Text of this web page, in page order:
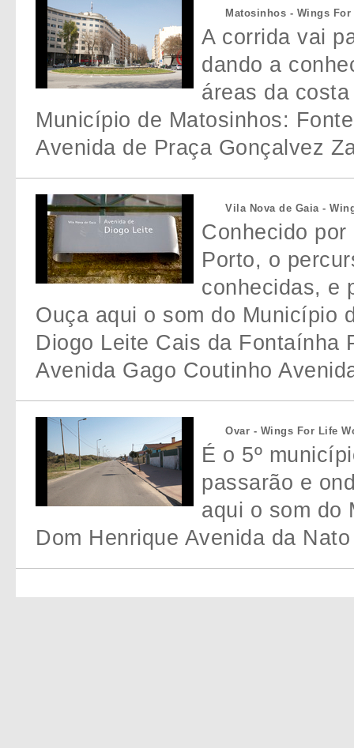
Matosinhos - Wings
A corrida vai
dando a
áreas da
Município de Matosinhos:
Avenida de Praça Gonçalvez
Vila Nova de Gaia -
Conhecido
Porto, o
conhecidas, e
Ouça aqui o som do Município
Diogo Leite Cais da Fontaínha
Avenida Gago Coutinho
Ovar - Wings For Life
É o 5º
passarão e
aqui o som do
Dom Henrique Avenida da